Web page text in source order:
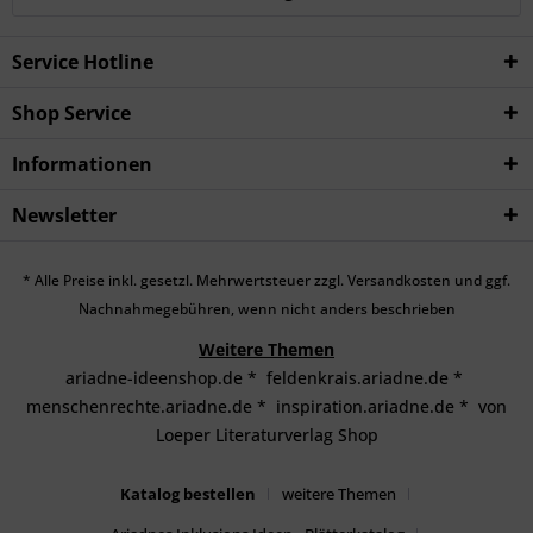
Service Hotline
Shop Service
Informationen
Newsletter
* Alle Preise inkl. gesetzl. Mehrwertsteuer zzgl. Versandkosten und ggf.
Nachnahmegebühren, wenn nicht anders beschrieben
Weitere Themen
ariadne-ideenshop.de * feldenkrais.ariadne.de *
menschenrechte.ariadne.de * inspiration.ariadne.de * von
Loeper Literaturverlag Shop
Katalog bestellen
weitere Themen